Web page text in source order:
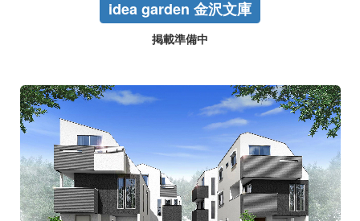
idea garden 金沢文庫
掲載準備中